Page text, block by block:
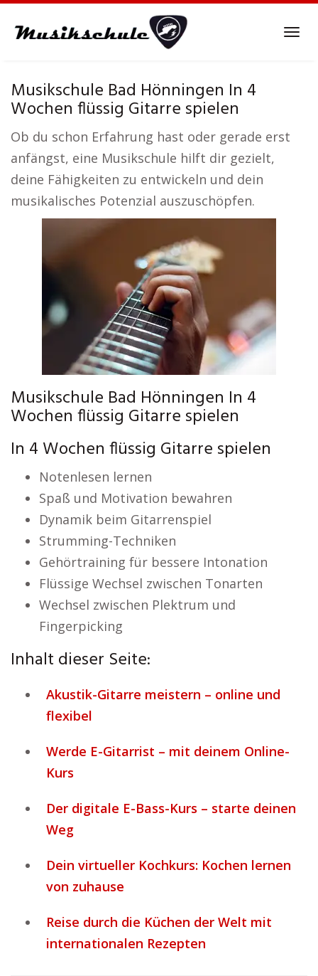
Musikschule Bad Hönningen In 4
Wochen flüssig Gitarre spielen
Ob du schon Erfahrung hast oder gerade erst
anfängst, eine Musikschule hilft dir gezielt,
deine Fähigkeiten zu entwickeln und dein
musikalisches Potenzial auszuschöpfen.
Musikschule Bad Hönningen In 4
Wochen flüssig Gitarre spielen
In 4 Wochen flüssig Gitarre spielen
Notenlesen lernen
Spaß und Motivation bewahren
Dynamik beim Gitarrenspiel
Strumming-Techniken
Gehörtraining für bessere Intonation
Flüssige Wechsel zwischen Tonarten
Wechsel zwischen Plektrum und
Fingerpicking
Inhalt dieser Seite:
Akustik-Gitarre meistern – online und
flexibel
Werde E-Gitarrist – mit deinem Online-
Kurs
Der digitale E-Bass-Kurs – starte deinen
Weg
Dein virtueller Kochkurs: Kochen lernen
von zuhause
Reise durch die Küchen der Welt mit
internationalen Rezepten